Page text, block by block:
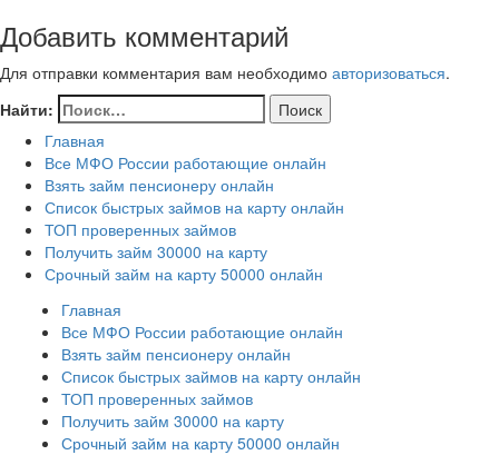
Добавить комментарий
Для отправки комментария вам необходимо авторизоваться.
Найти:
Главная
Все МФО России работающие онлайн
Взять займ пенсионеру онлайн
Список быстрых займов на карту онлайн
ТОП проверенных займов
Получить займ 30000 на карту
Срочный займ на карту 50000 онлайн
Главная
Все МФО России работающие онлайн
Взять займ пенсионеру онлайн
Список быстрых займов на карту онлайн
ТОП проверенных займов
Получить займ 30000 на карту
Срочный займ на карту 50000 онлайн